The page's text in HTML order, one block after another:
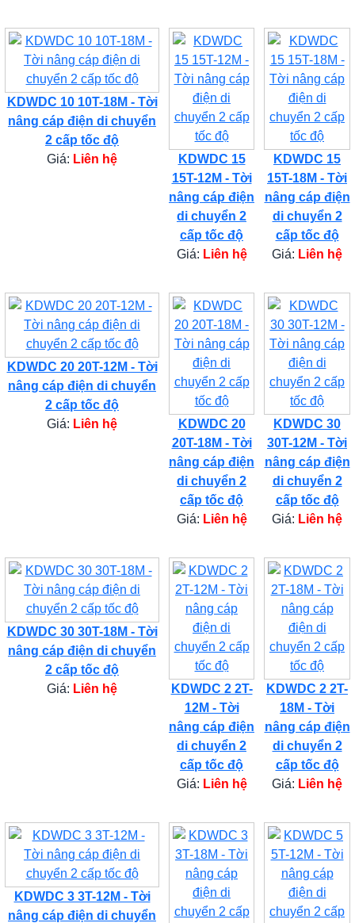
KDWDC 10 10T-18M - Tời
nâng cáp điện di chuyển
2 cấp tốc độ
Giá: Liên hệ
KDWDC 15
15T-12M - Tời
nâng cáp điện
di chuyển 2
cấp tốc độ
Giá: Liên hệ
KDWDC 15
15T-18M - Tời
nâng cáp điện
di chuyển 2
cấp tốc độ
Giá: Liên hệ
KDWDC 20 20T-12M - Tời
nâng cáp điện di chuyển
2 cấp tốc độ
Giá: Liên hệ
KDWDC 20
20T-18M - Tời
nâng cáp điện
di chuyển 2
cấp tốc độ
Giá: Liên hệ
KDWDC 30
30T-12M - Tời
nâng cáp điện
di chuyển 2
cấp tốc độ
Giá: Liên hệ
KDWDC 30 30T-18M - Tời
nâng cáp điện di chuyển
2 cấp tốc độ
Giá: Liên hệ
KDWDC 2 2T-
12M - Tời
nâng cáp điện
di chuyển 2
cấp tốc độ
Giá: Liên hệ
KDWDC 2 2T-
18M - Tời
nâng cáp điện
di chuyển 2
cấp tốc độ
Giá: Liên hệ
KDWDC 3 3T-12M - Tời
nâng cáp điện di chuyển